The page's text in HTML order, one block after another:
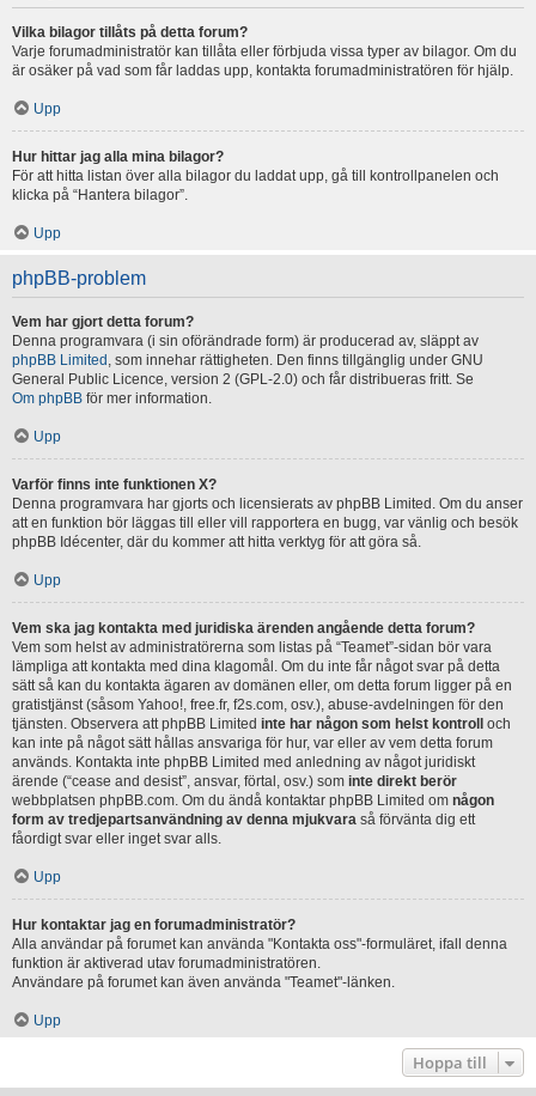
Vilka bilagor tillåts på detta forum?
Varje forumadministratör kan tillåta eller förbjuda vissa typer av bilagor. Om du
är osäker på vad som får laddas upp, kontakta forumadministratören för hjälp.
Upp
Hur hittar jag alla mina bilagor?
För att hitta listan över alla bilagor du laddat upp, gå till kontrollpanelen och
klicka på “Hantera bilagor”.
Upp
phpBB-problem
Vem har gjort detta forum?
Denna programvara (i sin oförändrade form) är producerad av, släppt av
phpBB Limited , som innehar rättigheten. Den finns tillgänglig under GNU
General Public Licence, version 2 (GPL-2.0) och får distribueras fritt. Se
Om phpBB för mer information.
Upp
Varför finns inte funktionen X?
Denna programvara har gjorts och licensierats av phpBB Limited. Om du anser
att en funktion bör läggas till eller vill rapportera en bugg, var vänlig och besök
phpBB Idécenter, där du kommer att hitta verktyg för att göra så.
Upp
Vem ska jag kontakta med juridiska ärenden angående detta forum?
Vem som helst av administratörerna som listas på “Teamet”-sidan bör vara
lämpliga att kontakta med dina klagomål. Om du inte får något svar på detta
sätt så kan du kontakta ägaren av domänen eller, om detta forum ligger på en
gratistjänst (såsom Yahoo!, free.fr, f2s.com, osv.), abuse-avdelningen för den
tjänsten. Observera att phpBB Limited inte har någon som helst kontroll
och
kan inte på något sätt hållas ansvariga för hur, var eller av vem detta forum
används. Kontakta inte phpBB Limited med anledning av något juridiskt
ärende (“cease and desist”, ansvar, förtal, osv.) som inte direkt berör
webbplatsen phpBB.com. Om du ändå kontaktar phpBB Limited om någon
form av tredjepartsanvändning av denna mjukvara så förvänta dig ett
fåordigt svar eller inget svar alls.
Upp
Hur kontaktar jag en forumadministratör?
Alla användar på forumet kan använda "Kontakta oss"-formuläret, ifall denna
funktion är aktiverad utav forumadministratören.
Användare på forumet kan även använda "Teamet"-länken.
Upp
Hoppa till